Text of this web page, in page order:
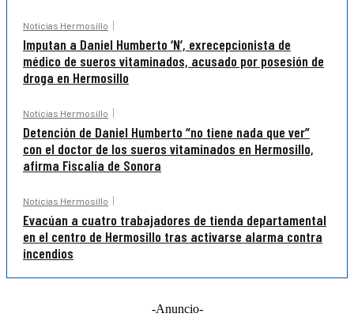
Noticias Hermosillo
Imputan a Daniel Humberto ‘N’, exrecepcionista de
médico de sueros vitaminados, acusado por posesión de
droga en Hermosillo
Noticias Hermosillo
Detención de Daniel Humberto “no tiene nada que ver”
con el doctor de los sueros vitaminados en Hermosillo,
afirma Fiscalía de Sonora
Noticias Hermosillo
Evacúan a cuatro trabajadores de tienda departamental
en el centro de Hermosillo tras activarse alarma contra
incendios
-Anuncio-